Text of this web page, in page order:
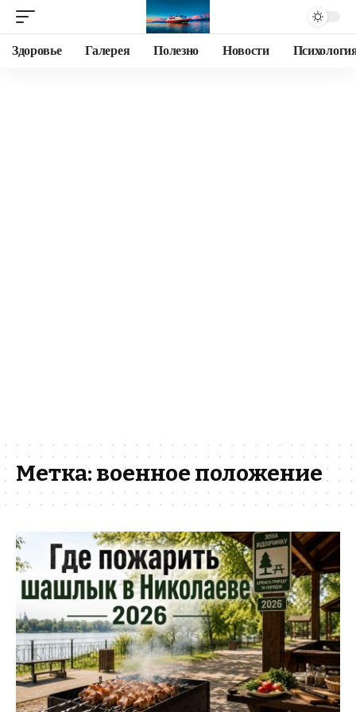
Здоровье Галерея Полезно Новости
Метка: военное положение